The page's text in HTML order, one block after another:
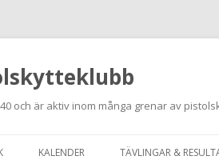
och är aktiv inom många grenar av
KALENDER TÄVLINGAR &